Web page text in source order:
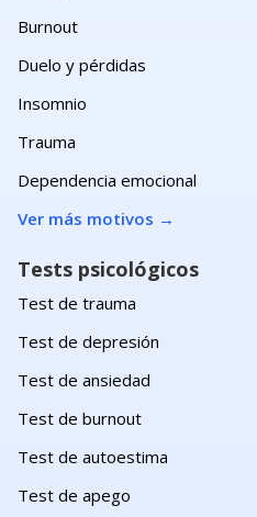
Burnout
Duelo y pérdidas
Insomnio
Trauma
Dependencia emocional
Ver más motivos →
Tests psicológicos
Test de trauma
Test de depresión
Test de ansiedad
Test de burnout
Test de autoestima
Test de apego